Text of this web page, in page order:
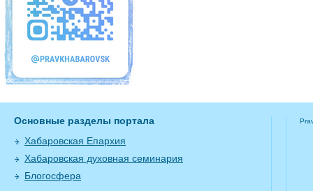
Основные разделы портала
Хабаровская Епархия
Хабаровская духовная семинария
Блогосфера